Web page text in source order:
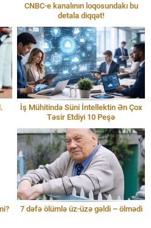
CNBC-e kanalının loqosundakı bu
detala diqqət!
İş Mühitində Süni İntellektin Ən Çox
Təsir Etdiyi 10 Peşə
7 dəfə ölümlə üz-üzə gəldi – ölmədi